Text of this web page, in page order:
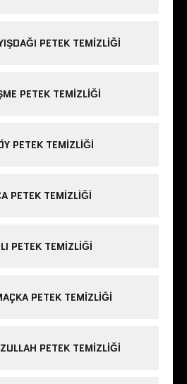
PETEK TEMIZLIĞI
PETEK TEMIZLIĞI
PETEK TEMIZLIĞI
PETEK TEMIZLIĞI
PETEK TEMIZLIĞI
PETEK TEMIZLIĞI
PETEK TEMIZLIĞI